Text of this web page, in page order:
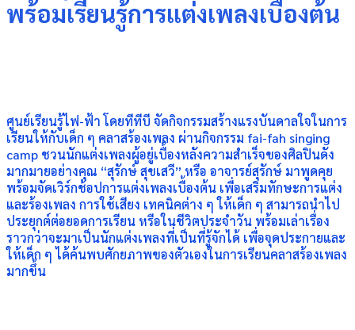
พร้อมเรียนรู้การแต่งเพลงเบื้องต้น
ศูนย์เรียนรู้ไฟ-ฟ้า โดยทีทีบี จัดกิจกรรมสร้างแรงบันดาลใจในการ
เรียนให้กับเด็ก ๆ คลาสร้องเพลง ผ่านกิจกรรม fai-fah singing
camp ชวนนักแต่งเพลงผู้อยู่เบื้องหลังความสำเร็จของศิลปินดัง
มากมายอย่างคุณ “สุรักษ์ สุขเสวี” หรือ อาจารย์สุรักษ์ มาพูดคุย
พร้อมจัดเวิร์กช้อปการแต่งเพลงเบื้องต้น เพื่อเสริมทักษะการแต่ง
และร้องเพลง การใช้เสียง เทคนิคต่าง ๆ ให้เด็ก ๆ สามารถนำไป
ประยุกต์ต่อยอดการเรียน หรือในชีวิตประจำวัน พร้อมเล่าเรื่อง
ราวกว่าจะมาเป็นนักแต่งเพลงที่เป็นที่รู้จักได้ เพื่อจุดประกายและ
ให้เด็ก ๆ ได้ค้นพบศักยภาพของตัวเองในการเรียนคลาสร้องเพลง
มากขึ้น